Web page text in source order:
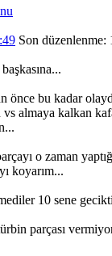
Son düzenlenme:
önce bu kadar
almaya kalkan
o zaman
koyarım...
10 sene
parçası